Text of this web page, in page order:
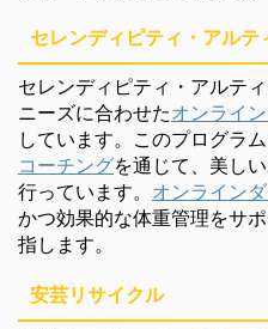
セレンディピティ・アルテ
セレンディピティ・アルテ
ニーズに合わせたオンライ
しています。このプログラム
コーチングを通じて、美し
行っています。 オンライン
かつ効果的な体重管理をサ
指します。
安芸リサイクル